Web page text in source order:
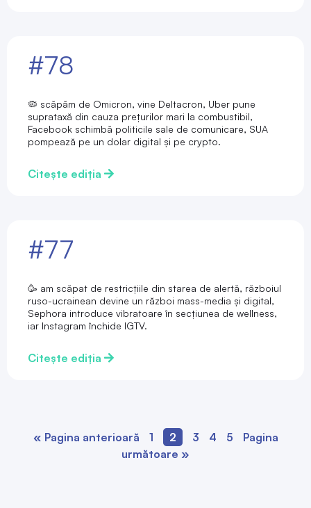
#78
🦠 scăpăm de Omicron, vine Deltacron, Uber pune
suprataxă din cauza prețurilor mari la combustibil,
Facebook schimbă politicile sale de comunicare, SUA
pompează pe un dolar digital și pe crypto.
Citește ediția
#77
🥳 am scăpat de restricțiile din starea de alertă, războiul
ruso-ucrainean devine un război mass-media și digital,
Sephora introduce vibratoare în secțiunea de wellness,
iar Instagram închide IGTV.
Citește ediția
« Pagina anterioară 1 2 3 4 5
Pagina
următoare »